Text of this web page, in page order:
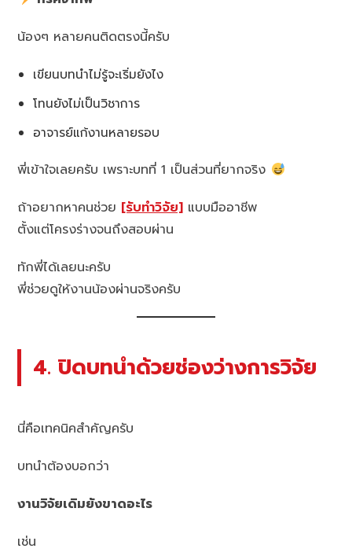
น้องๆ หลายคนติดตรงนี้ครับ
เขียนบทนำไม่รู้จะเริ่มยังไง
โทนยังไม่เป็นวิชาการ
อาจารย์แก้งานหลายรอบ
พี่เข้าใจเลยครับ เพราะบทที่ 1 เป็นส่วนที่ยากจริง
ถ้าอยากหาคนช่วย [รับทำวิจัย] แบบมืออาชีพ
ตั้งแต่โครงร่างจนถึงสอบผ่าน
ทักพี่ได้เลยนะครับ
พี่ช่วยดูให้งานน้องผ่านจริงครับ
4. ปิดบทนำด้วยช่องว่างการวิจัย
นี่คือเทคนิคสำคัญครับ
บทนำต้องบอกว่า
งานวิจัยเดิมยังขาดอะไร
เช่น